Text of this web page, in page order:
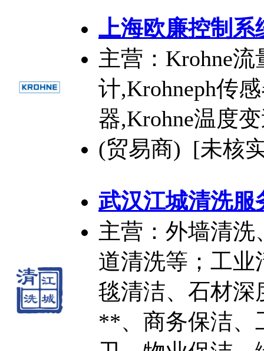
上海欧廉控制系
主营：Krohne流
计,Krohneph传
器,Krohne温度
(贸易商) [未核
武汉江城清洗服
主营：外墙清
道清洗等；工业
毯清洁、石材深
**、商务保洁、